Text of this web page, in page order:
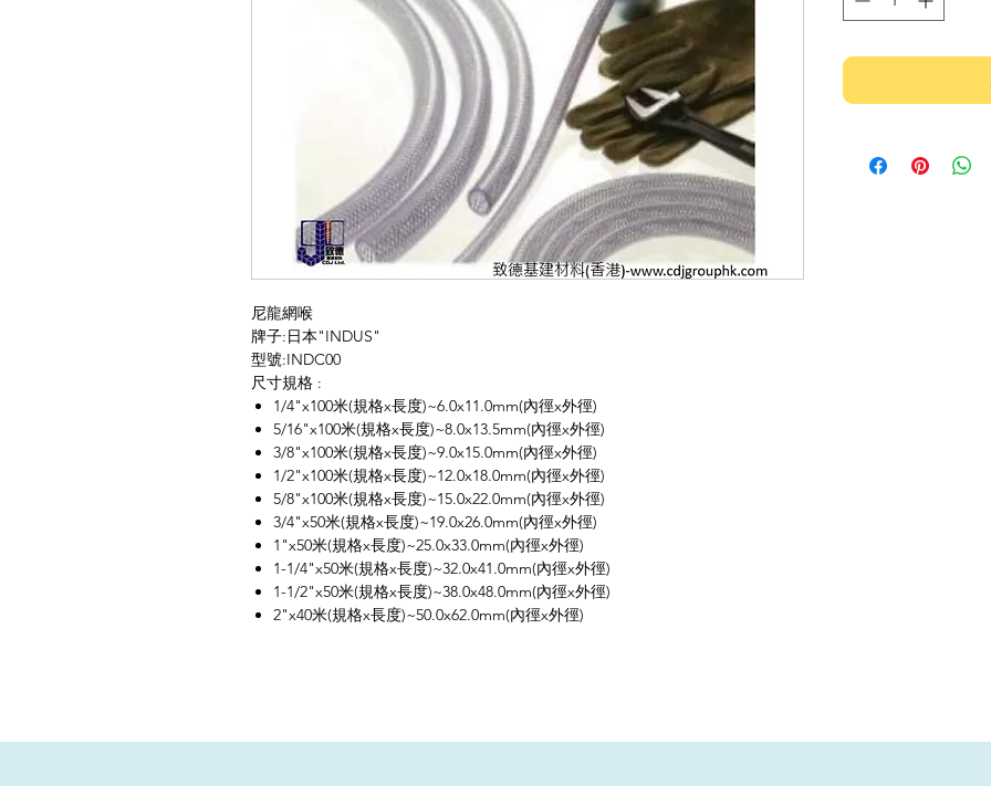
尼龍網喉
牌子:日本"INDUS"
型號:INDC00
尺寸規格 :
1/4"x100米(規格x長度)~6.0x11.0mm(內徑x外徑)
5/16"x100米(規格x長度)~8.0x13.5mm(內徑x外徑)
3/8"x100米(規格x長度)~9.0x15.0mm(內徑x外徑)
1/2"x100米(規格x長度)~12.0x18.0mm(內徑x外徑)
5/8"x100米(規格x長度)~15.0x22.0mm(內徑x外徑)
3/4"x50米(規格x長度)~19.0x26.0mm(內徑x外徑)
1"x50米(規格x長度)~25.0x33.0mm(內徑x外徑)
1-1/4"x50米(規格x長度)~32.0x41.0mm(內徑x外徑)
1-1/2"x50米(規格x長度)~38.0x48.0mm(內徑x外徑)
2"x40米(規格x長度)~50.0x62.0mm(內徑x外徑)